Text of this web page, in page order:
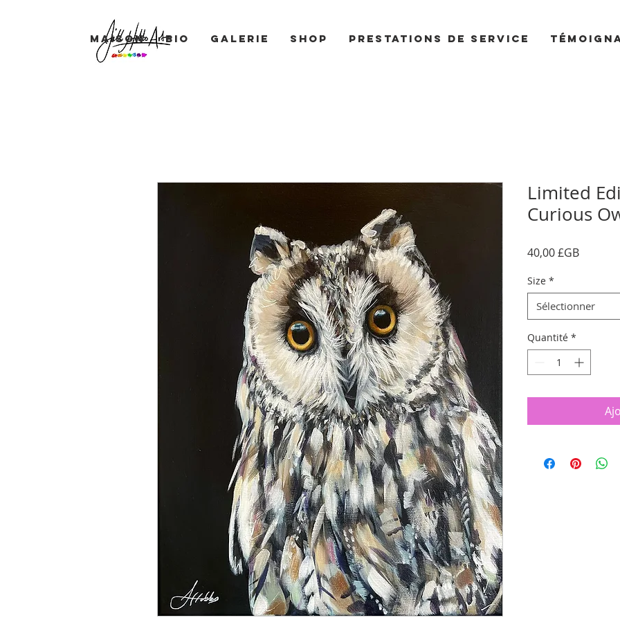
Maison BIO Galerie Shop Prestations de service
Limited
Curious
40,00 £GBPrix
Size *
Sélectionner
Quantité *